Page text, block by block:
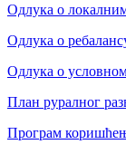
Одлука о
Одлука о
Одлука о
План руралног
Програм